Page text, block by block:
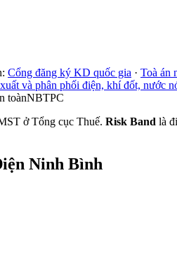
Cổng đăng ký KD quốc gia · Toà án
và phân phối điện, khí đốt, nước
toànNBTPC
ở Tổng cục Thuế. Risk Band là
Ninh Bình